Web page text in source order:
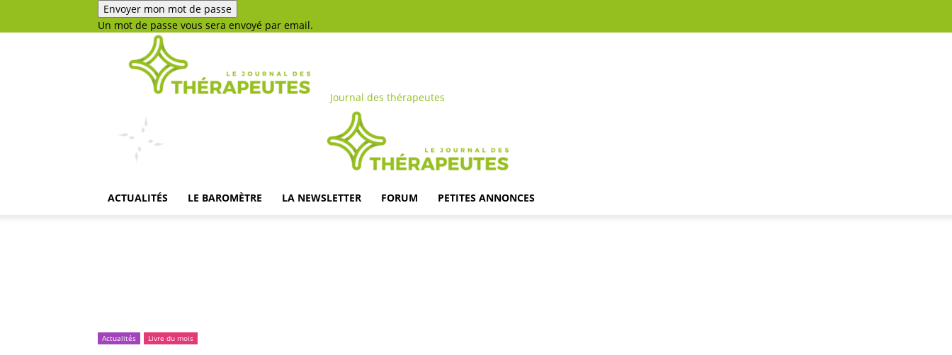
Un mot de passe vous sera envoyé par email.
Journal des thérapeutes
ACTUALITÉS LE BAROMÈTRE LA NEWSLETTER FORUM PETITES ANNONCES
Actualités Livre du mois